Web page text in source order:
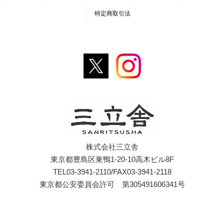
特定商取引法
株式会社三立舎
東京都豊島区巣鴨1-20-10高木ビル8F
TEL03-3941-2110/FAX03-3941-2118
東京都公安委員会許可 第305491606341号